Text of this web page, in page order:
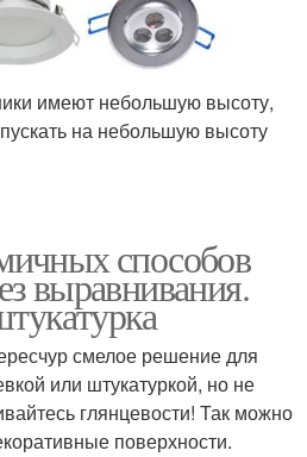
имеют небольшую высоту,
на небольшую высоту
способов
выравнивания.
смелое решение для
или штукатуркой, но не
глянцевости! Так можно
поверхности.